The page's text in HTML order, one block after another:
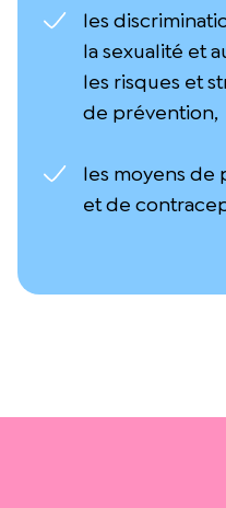
les
la sexualité et
les risques et
de prévention,
les moyens de
et de